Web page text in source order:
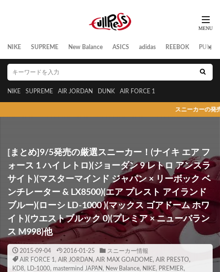
NIKE SUPREME New Balance ASICS adidas REEBOK PUMA
NIKE SUPREME AIR JORDAN DUNK AIR FORCE 1
スニーカーの発売日/リーク情報/新作
[まとめ]9/5発売の厳選スニーカー！(ナイキ エア フ
ォース 1 ハイ レトロ)(ジョーダン 9 レトロ アンスラ
サイト)(マスターマインド ジャパン × リーボック ベ
ンチレーター & LX8500)(エア プレスト アイランド
ブルー)(ローシ LD-1000 )(マックス ゴアドーム ホワ
イト)(ウエストブルック 0)(プレミア × ニューバラン
ス M998)他
2015-09-04 2016-01-25
スニーカー情報
AIR FORCE 1 , AIR JORDAN , AIR MAX GOADOME, AIR PRESTO,
KD8, LD-1000, mastermind JAPAN , New Balance, NIKE, PREMIER,